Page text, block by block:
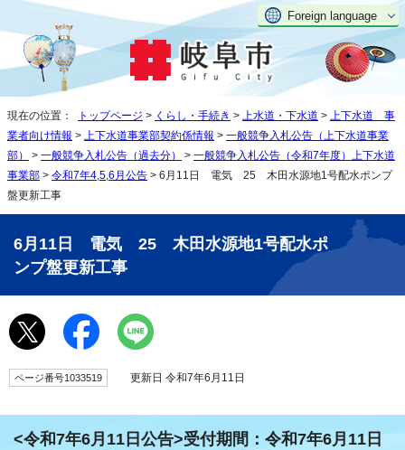
Foreign language
現在の位置： トップページ > くらし・手続き > 上水道・下水道 >
上下水道 事
業者向け情報 > 上下水道事業部契約係情報 > 一般競争入札公告（上下水道事業
部）
> 一般競争入札公告（過去分） > 一般競争入札公告（令和7年度）上下水道
事業部 > 令和7年4,5,6月公告 > 6月11日 電気 25 木田水源地1号配水ポンプ
盤更新工事
6月11日 電気 25 木田水源地1号配水ポ
ンプ盤更新工事
ページ番号1033519 更新日 令和7年6月11日
<令和7年6月11日公告>受付期間：令和7年6月11日